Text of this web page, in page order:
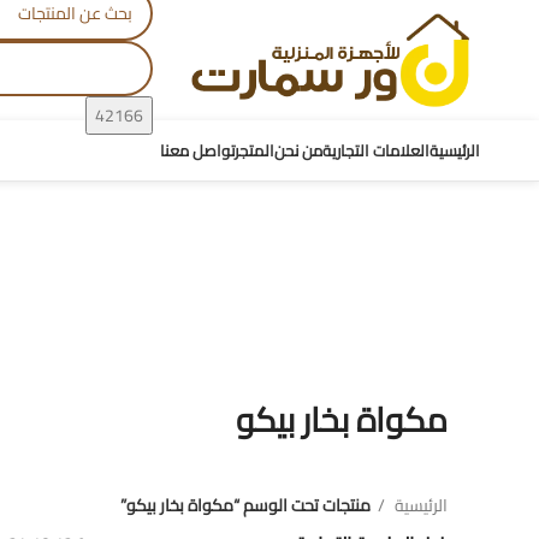
الرئيسيةالعلامات التجاريةمن نحنالمتجرتواصل معنا
مكواة بخار بيكو
الرئيسية منتجات تحت الوسم “مكواة بخار بيكو”